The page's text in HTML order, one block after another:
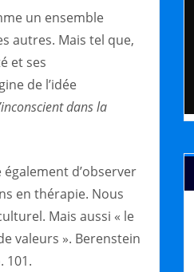
un ensemble
autres. Mais tel que,
et ses
de l’idée
dans la
d’observer
en thérapie. Nous
Mais aussi « le
valeurs ». Berenstein
101.